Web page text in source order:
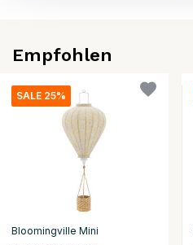
Empfohlen
SALE 25%
Bloomingville Mini